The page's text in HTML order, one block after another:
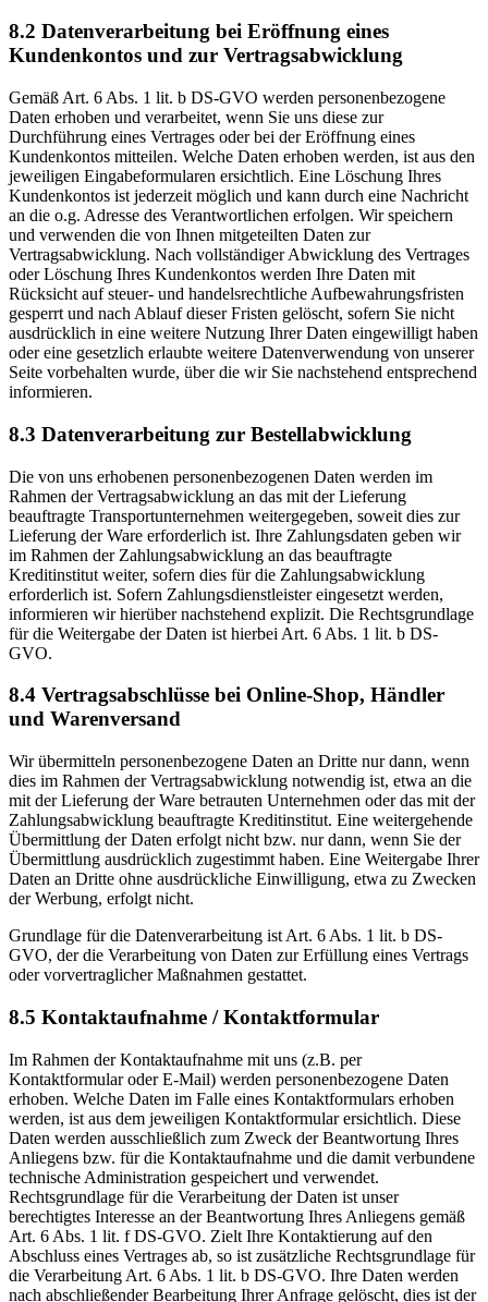
8.2 Datenverarbeitung bei Eröffnung eines
Kundenkontos und zur Vertragsabwicklung
Gemäß Art. 6 Abs. 1 lit. b DS-GVO werden personenbezogene
Daten erhoben und verarbeitet, wenn Sie uns diese zur
Durchführung eines Vertrages oder bei der Eröffnung eines
Kundenkontos mitteilen. Welche Daten erhoben werden, ist aus den
jeweiligen Eingabeformularen ersichtlich. Eine Löschung Ihres
Kundenkontos ist jederzeit möglich und kann durch eine Nachricht
an die o.g. Adresse des Verantwortlichen erfolgen. Wir speichern
und verwenden die von Ihnen mitgeteilten Daten zur
Vertragsabwicklung. Nach vollständiger Abwicklung des Vertrages
oder Löschung Ihres Kundenkontos werden Ihre Daten mit
Rücksicht auf steuer- und handelsrechtliche Aufbewahrungsfristen
gesperrt und nach Ablauf dieser Fristen gelöscht, sofern Sie nicht
ausdrücklich in eine weitere Nutzung Ihrer Daten eingewilligt haben
oder eine gesetzlich erlaubte weitere Datenverwendung von unserer
Seite vorbehalten wurde, über die wir Sie nachstehend entsprechend
informieren.
8.3 Datenverarbeitung zur Bestellabwicklung
Die von uns erhobenen personenbezogenen Daten werden im
Rahmen der Vertragsabwicklung an das mit der Lieferung
beauftragte Transportunternehmen weitergegeben, soweit dies zur
Lieferung der Ware erforderlich ist. Ihre Zahlungsdaten geben wir
im Rahmen der Zahlungsabwicklung an das beauftragte
Kreditinstitut weiter, sofern dies für die Zahlungsabwicklung
erforderlich ist. Sofern Zahlungsdienstleister eingesetzt werden,
informieren wir hierüber nachstehend explizit. Die Rechtsgrundlage
für die Weitergabe der Daten ist hierbei Art. 6 Abs. 1 lit. b DS-
GVO.
8.4 Vertragsabschlüsse bei Online-Shop, Händler
und Warenversand
Wir übermitteln personenbezogene Daten an Dritte nur dann, wenn
dies im Rahmen der Vertragsabwicklung notwendig ist, etwa an die
mit der Lieferung der Ware betrauten Unternehmen oder das mit der
Zahlungsabwicklung beauftragte Kreditinstitut. Eine weitergehende
Übermittlung der Daten erfolgt nicht bzw. nur dann, wenn Sie der
Übermittlung ausdrücklich zugestimmt haben. Eine Weitergabe Ihrer
Daten an Dritte ohne ausdrückliche Einwilligung, etwa zu Zwecken
der Werbung, erfolgt nicht.
Grundlage für die Datenverarbeitung ist Art. 6 Abs. 1 lit. b DS-
GVO, der die Verarbeitung von Daten zur Erfüllung eines Vertrags
oder vorvertraglicher Maßnahmen gestattet.
8.5 Kontaktaufnahme / Kontaktformular
Im Rahmen der Kontaktaufnahme mit uns (z.B. per
Kontaktformular oder E-Mail) werden personenbezogene Daten
erhoben. Welche Daten im Falle eines Kontaktformulars erhoben
werden, ist aus dem jeweiligen Kontaktformular ersichtlich. Diese
Daten werden ausschließlich zum Zweck der Beantwortung Ihres
Anliegens bzw. für die Kontaktaufnahme und die damit verbundene
technische Administration gespeichert und verwendet.
Rechtsgrundlage für die Verarbeitung der Daten ist unser
berechtigtes Interesse an der Beantwortung Ihres Anliegens gemäß
Art. 6 Abs. 1 lit. f DS-GVO. Zielt Ihre Kontaktierung auf den
Abschluss eines Vertrages ab, so ist zusätzliche Rechtsgrundlage für
die Verarbeitung Art. 6 Abs. 1 lit. b DS-GVO. Ihre Daten werden
nach abschließender Bearbeitung Ihrer Anfrage gelöscht, dies ist der